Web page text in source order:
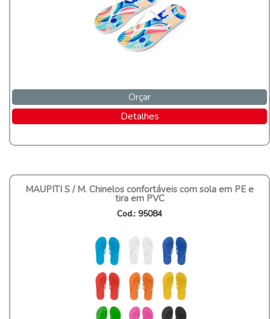
Orçar
Detalhes
MAUPITI S / M. Chinelos confortáveis com sola em PE e
tira em PVC
Cod.: 95084